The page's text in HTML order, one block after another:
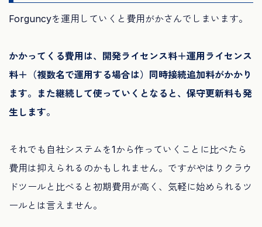
Forguncyを運用していくと費用がかさんでしまいます。
かかってくる費用は、開発ライセンス料＋運用ライセンス
料＋（複数名で運用する場合は）同時接続追加料がかかり
ます。また継続して使っていくとなると、保守更新料も発
生します。
それでも自社システムを1から作っていくことに比べたら
費用は抑えられるのかもしれません。ですがやはりクラウ
ドツールと比べると初期費用が高く、気軽に始められるツ
ールとは言えません。